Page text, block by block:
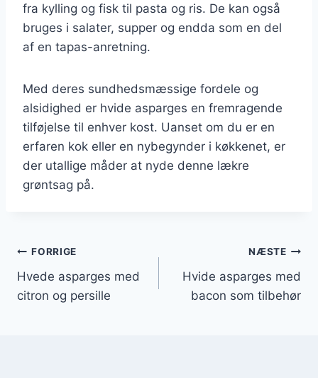
fra kylling og fisk til pasta og ris. De kan også
bruges i salater, supper og endda som en del
af en tapas-anretning.
Med deres sundhedsmæssige fordele og
alsidighed er hvide asparges en fremragende
tilføjelse til enhver kost. Uanset om du er en
erfaren kok eller en nybegynder i køkkenet, er
der utallige måder at nyde denne lækre
grøntsag på.
Indlægsnavigation
FORRIGE
Hvede asparges med
citron og persille
NÆSTE
Hvide asparges med
bacon som tilbehør